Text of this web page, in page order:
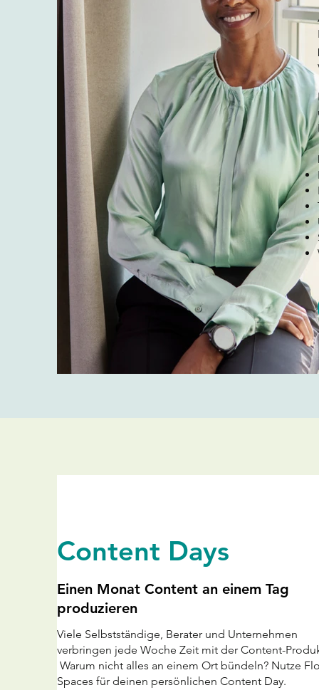
Content Days
Einen Monat Content an einem Tag
produzieren
Viele Selbstständige, Berater und Unternehmen
verbringen jede Woche Zeit mit der Content-
Warum nicht alles an einem Ort bündeln? Nutze
Spaces für deinen persönlichen Content Day.